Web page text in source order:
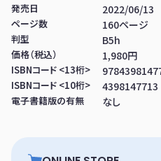
発売日 2022/06/13
ページ数 160ページ
判型 B5h
価格（税込） 1,980円
ISBNコード <13桁>
ISBNコード <10桁> 4398147713
電子書籍版の有無 なし